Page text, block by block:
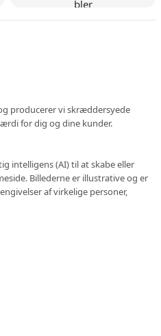
producerer vi skræddersyede
for dig og dine kunder.
intelligens (AI) til at skabe eller
Billederne er illustrative og er
af virkelige personer,